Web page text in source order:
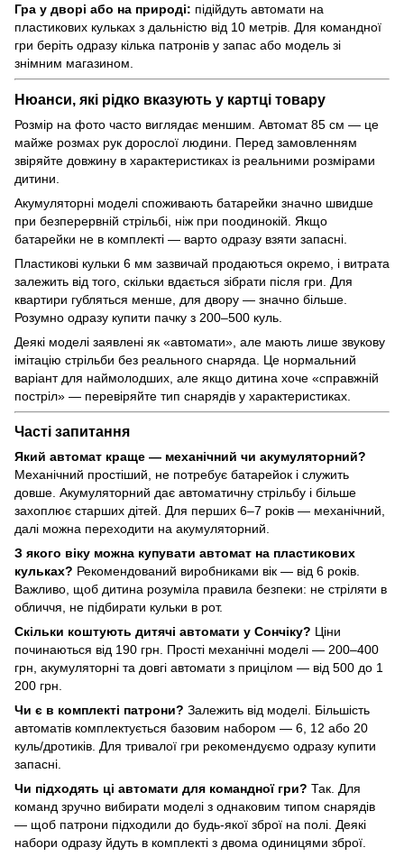
Гра у дворі або на природі: підійдуть автомати на
пластикових кульках з дальністю від 10 метрів. Для командної
гри беріть одразу кілька патронів у запас або модель зі
знімним магазином.
Нюанси, які рідко вказують у картці товару
Розмір на фото часто виглядає меншим. Автомат 85 см — це
майже розмах рук дорослої людини. Перед замовленням
звіряйте довжину в характеристиках із реальними розмірами
дитини.
Акумуляторні моделі споживають батарейки значно швидше
при безперервній стрільбі, ніж при поодинокій. Якщо
батарейки не в комплекті — варто одразу взяти запасні.
Пластикові кульки 6 мм зазвичай продаються окремо, і витрата
залежить від того, скільки вдається зібрати після гри. Для
квартири губляться менше, для двору — значно більше.
Розумно одразу купити пачку з 200–500 куль.
Деякі моделі заявлені як «автомати», але мають лише звукову
імітацію стрільби без реального снаряда. Це нормальний
варіант для наймолодших, але якщо дитина хоче «справжній
постріл» — перевіряйте тип снарядів у характеристиках.
Часті запитання
Який автомат краще — механічний чи акумуляторний?
Механічний простіший, не потребує батарейок і служить
довше. Акумуляторний дає автоматичну стрільбу і більше
захоплює старших дітей. Для перших 6–7 років — механічний,
далі можна переходити на акумуляторний.
З якого віку можна купувати автомат на пластикових
кульках? Рекомендований виробниками вік — від 6 років.
Важливо, щоб дитина розуміла правила безпеки: не стріляти в
обличчя, не підбирати кульки в рот.
Скільки коштують дитячі автомати у Сончіку? Ціни
починаються від 190 грн. Прості механічні моделі — 200–400
грн, акумуляторні та довгі автомати з прицілом — від 500 до 1
200 грн.
Чи є в комплекті патрони? Залежить від моделі. Більшість
автоматів комплектується базовим набором — 6, 12 або 20
куль/дротиків. Для тривалої гри рекомендуємо одразу купити
запасні.
Чи підходять ці автомати для командної гри? Так. Для
команд зручно вибирати моделі з однаковим типом снарядів
— щоб патрони підходили до будь-якої зброї на полі. Деякі
набори одразу йдуть в комплекті з двома одиницями зброї.